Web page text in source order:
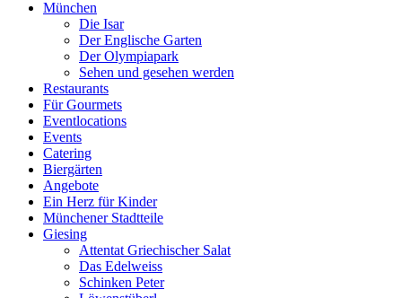
München
Die Isar
Der Englische Garten
Der Olympiapark
Sehen und gesehen werden
Restaurants
Für Gourmets
Eventlocations
Events
Catering
Biergärten
Angebote
Ein Herz für Kinder
Münchener Stadtteile
Giesing
Attentat Griechischer Salat
Das Edelweiss
Schinken Peter